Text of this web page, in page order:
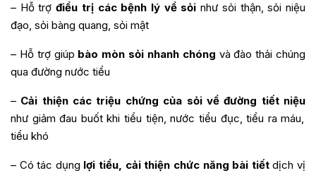
– Hỗ trợđiều trị các bệnh lý về sỏi như sỏi thận, sỏi niệu
đạo, sỏi bàng quang, sỏi mật
– Hỗ trợ giúp bào mòn sỏi nhanh chóng và đào thải chúng
qua đường nước tiểu
– Cải thiện các triệu chứng của sỏi về đường tiết niệu
như giảm đau buốt khi tiểu tiện, nước tiểu đục, tiểu ra máu,
tiểu khó
– Có tác dụng lợi tiểu, cải thiện chức năng bài tiếtdịch vị